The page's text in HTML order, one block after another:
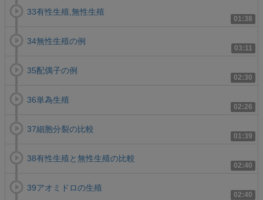
01:38
33有性生殖,無性生殖
03:11
34無性生殖の例
02:30
35配偶子の例
02:26
36単為生殖
01:39
37細胞分裂の比較
02:40
38有性生殖と無性生殖の比較
02:40
39アオミドロの生殖